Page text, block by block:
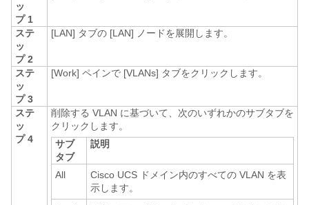
ッ
プ 1
ステ
ッ
プ 2
[LAN] タブの [LAN] ノードを展開します。
ステ
ッ
プ 3
[Work] ペインで [VLANs] タブをクリックします。
ステ
ッ
プ 4
削除する VLAN に基づいて、次のいずれかのサブタブを
クリックします。
サブ
タブ
説明
All Cisco UCS ドメイン内のすべての VLAN を表
示します。